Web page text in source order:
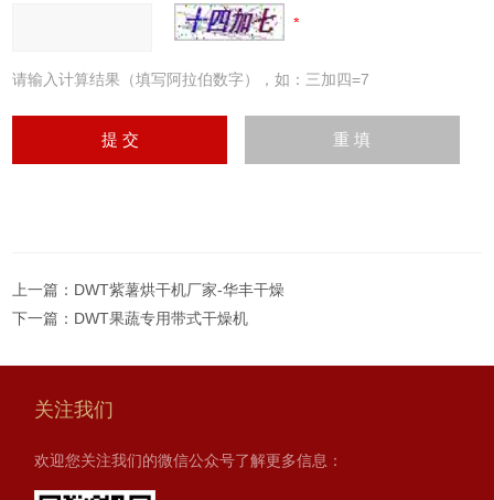
请输入计算结果（填写阿拉伯数字），如：三加四=7
上一篇： DWT紫薯烘干机厂家-华丰干燥
下一篇： DWT果蔬专用带式干燥机
关注我们
欢迎您关注我们的微信公众号了解更多信息：